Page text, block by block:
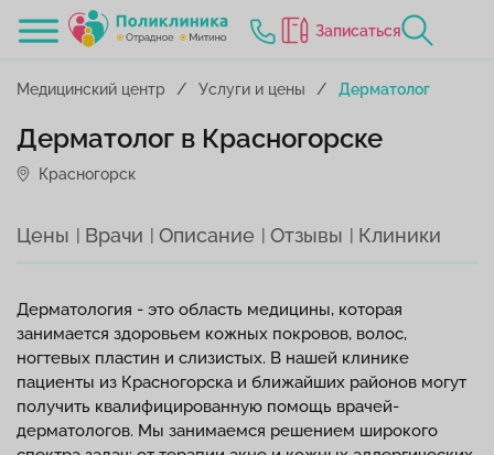
Записаться
Медицинский центр Услуги и цены Дерматолог
Дерматолог в Красногорске
Красногорск
Цены Врачи Описание Отзывы Клиники
Дерматология - это область медицины, которая
занимается здоровьем кожных покровов, волос,
ногтевых пластин и слизистых. В нашей клинике
пациенты из Красногорска и ближайших районов могут
получить квалифицированную помощь врачей-
дерматологов. Мы занимаемся решением широкого